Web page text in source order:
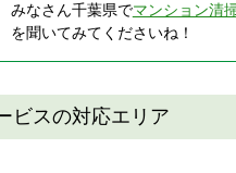
みなさん千葉県でマンション清
を聞いてみてくださいね！
ビスの対応エリア